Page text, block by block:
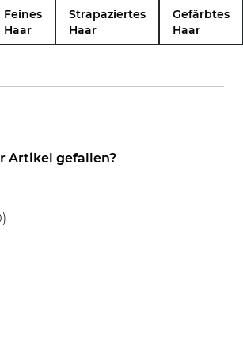
Feines
Haar
Strapaziertes
Haar
Gefärbtes
Haar
Artikel gefallen?